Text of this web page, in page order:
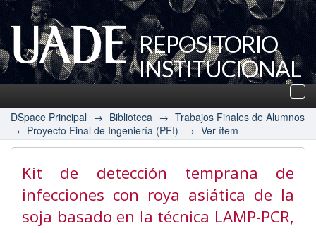
REPOSITORIO
INSTITUCIONAL
UADE
DSpace Principal → Biblioteca → Trabajos Finales de Alumnos
→ Proyecto Final de Ingeniería (PFI) → Ver ítem
Kit de detección temprana de
infecciones con roya asiática de la
soja basado en la técnica LAMP-PCR,